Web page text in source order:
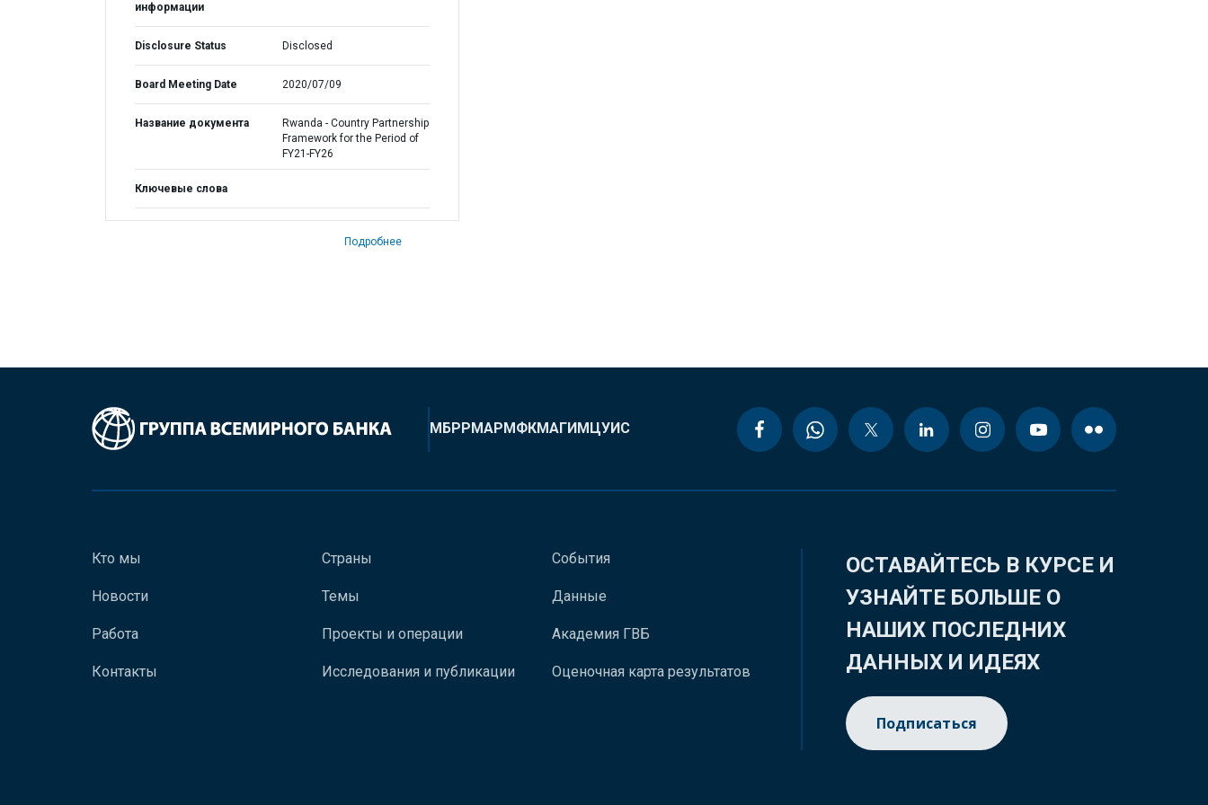
информации
Disclosure Status Disclosed
Board Meeting Date 2020/07/09
Название документа
Rwanda - Country Partnership
Framework for the Period of
FY21-FY26
Ключевые слова
Подробнее
МБРРМАРМФКМАГИМЦУИС
Кто мы
Новости
Работа
Контакты
Страны
Темы
Проекты и операции
Исследования и публикации
События
Данные
Академия ГВБ
Оценочная карта результатов
ОСТАВАЙТЕСЬ В КУРСЕ И
УЗНАЙТЕ БОЛЬШЕ О
НАШИХ ПОСЛЕДНИХ
ДАННЫХ И ИДЕЯХ
Подписаться